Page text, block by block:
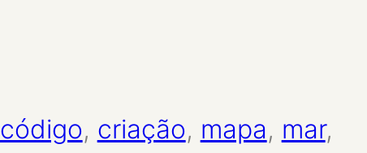
código, criação, mapa, mar